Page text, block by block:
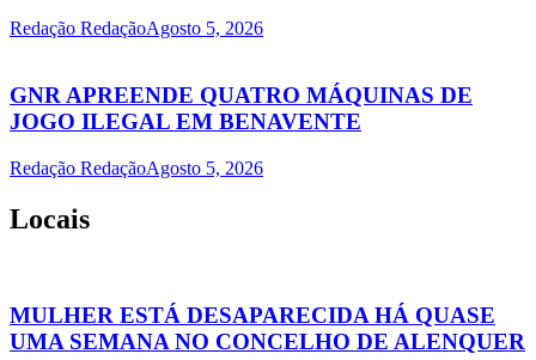
Redação RedaçãoAgosto 5, 2026
GNR APREENDE QUATRO MÁQUINAS DE
JOGO ILEGAL EM BENAVENTE
Redação RedaçãoAgosto 5, 2026
Locais
MULHER ESTÁ DESAPARECIDA HÁ QUASE
UMA SEMANA NO CONCELHO DE ALENQUER